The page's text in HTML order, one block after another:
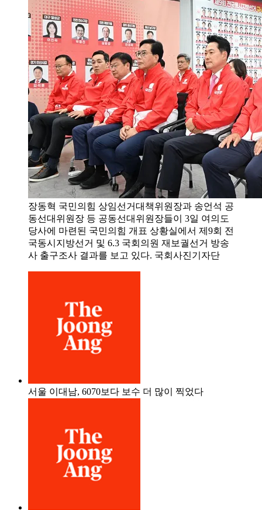
장동혁 국민의힘 상임선거대책위원장과 송언석 공
동선대위원장 등 공동선대위원장들이 3일 여의도
당사에 마련된 국민의힘 개표 상황실에서 제9회 전
국동시지방선거 및 6.3 국회의원 재보궐선거 방송
사 출구조사 결과를 보고 있다. 국회사진기자단
서울 이대남, 6070보다 보수 더 많이 찍었다